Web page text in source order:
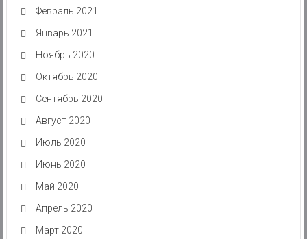
Февраль 2021
Январь 2021
Ноябрь 2020
Октябрь 2020
Сентябрь 2020
Август 2020
Июль 2020
Июнь 2020
Май 2020
Апрель 2020
Март 2020